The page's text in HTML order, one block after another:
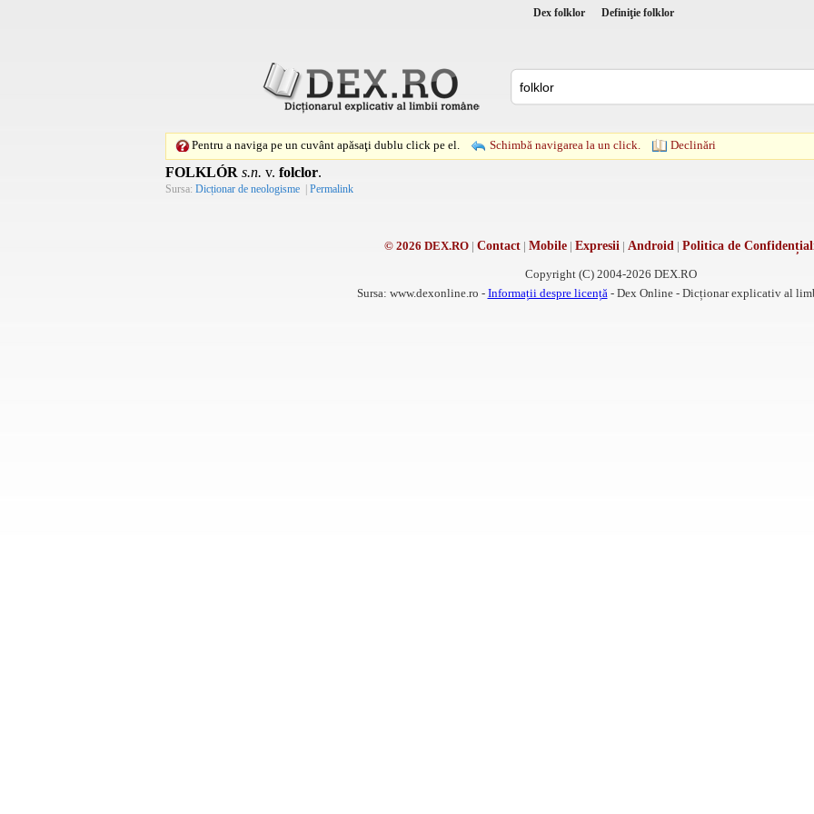
Dex folklor Definiţie folklor
Pentru a naviga pe un cuvânt apăsaţi dublu click pe el. Schimbă navigarea la un click. Declinări
FOLKLÓR s.n. v. folclor.
Sursa: Dicționar de neologisme | Permalink
© 2026 DEX.RO| Contact| Mobile| Expresii | Android | Politica de
Copyright (C) 2004-2026 DEX.RO
Sursa: www.dexonline.ro - Informații despre licență - Dex Online - Dicționar explicativ al